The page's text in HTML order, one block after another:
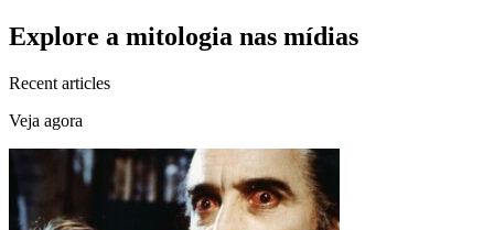
Explore a mitologia nas mídias
Recent articles
Veja agora